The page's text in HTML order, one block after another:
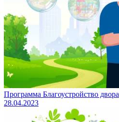
Программа Благоустройство двора
28.04.2023